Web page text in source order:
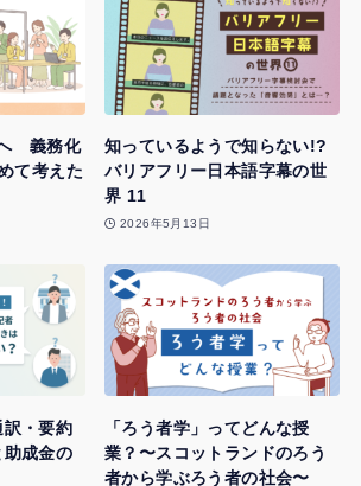
義務化
て考えた
知っているようで知らない!?
バリアフリー日本語字幕の世
界 11
2026年5月13日
訳・要約
成金の
「ろう者学」ってどんな授
業？〜スコットランドのろう
者から学ぶろう者の社会〜